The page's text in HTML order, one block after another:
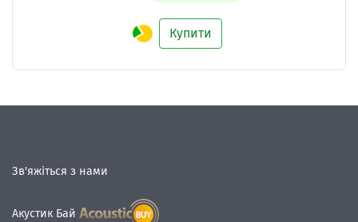
Купити
Зв'яжіться з нами
Акустик Бай